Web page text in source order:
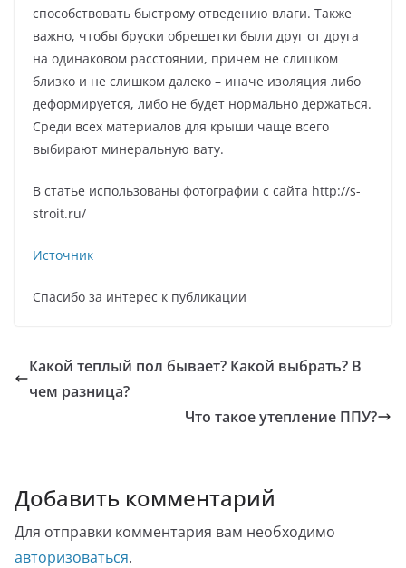
способствовать быстрому отведению влаги. Также
важно, чтобы бруски обрешетки были друг от друга
на одинаковом расстоянии, причем не слишком
близко и не слишком далеко – иначе изоляция либо
деформируется, либо не будет нормально держаться.
Среди всех материалов для крыши чаще всего
выбирают минеральную вату.
В статье использованы фотографии с сайта http://s-
stroit.ru/
Источник
Спасибо за интерес к публикации
Какой теплый пол бывает? Какой выбрать? В
чем разница?
Что такое утепление ППУ?
Добавить комментарий
Для отправки комментария вам необходимо
авторизоваться.